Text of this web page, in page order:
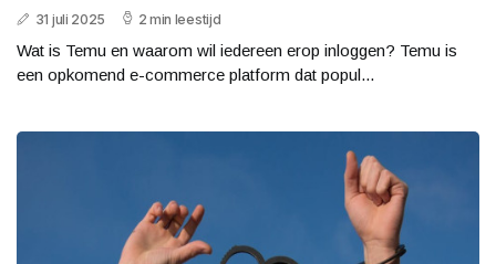
31 juli 2025 2 min leestijd
Wat is Temu en waarom wil iedereen erop inloggen? Temu is
een opkomend e-commerce platform dat popul...